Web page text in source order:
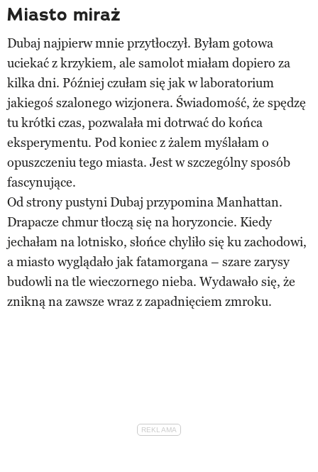
Miasto miraż
Dubaj najpierw mnie przytłoczył. Byłam gotowa
uciekać z krzykiem, ale samolot miałam dopiero za
kilka dni. Później czułam się jak w laboratorium
jakiegoś szalonego wizjonera. Świadomość, że spędzę
tu krótki czas, pozwalała mi dotrwać do końca
eksperymentu. Pod koniec z żalem myślałam o
opuszczeniu tego miasta. Jest w szczególny sposób
fascynujące.
Od strony pustyni Dubaj przypomina Manhattan.
Drapacze chmur tłoczą się na horyzoncie. Kiedy
jechałam na lotnisko, słońce chyliło się ku zachodowi,
a miasto wyglądało jak fatamorgana – szare zarysy
budowli na tle wieczornego nieba. Wydawało się, że
znikną na zawsze wraz z zapadnięciem zmroku.